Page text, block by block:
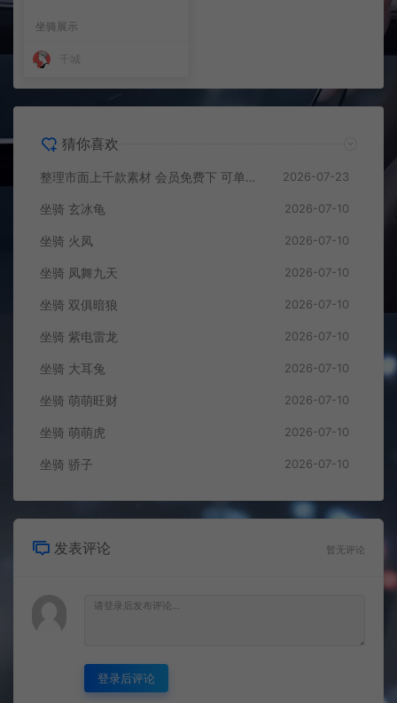
坐骑展示
猜你喜欢
整理市面上千款素材 会员免费下 可单独买-5个多G 2026-07-23
坐骑 玄冰龟 2026-07-10
坐骑 火凤 2026-07-10
坐骑 凤舞九天 2026-07-10
坐骑 双俱暗狼 2026-07-10
坐骑 紫电雷龙 2026-07-10
坐骑 大耳兔 2026-07-10
坐骑 萌萌旺财 2026-07-10
坐骑 萌萌虎 2026-07-10
坐骑 骄子 2026-07-10
发表评论 暂无评论
登录后评论